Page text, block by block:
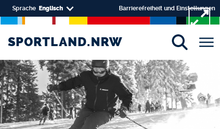
Skip to main content
Select your language
Sprache Englisch Barrierefreiheit und Einstellungen
SPORTLAND.NRW
SPORTLAND.NRW